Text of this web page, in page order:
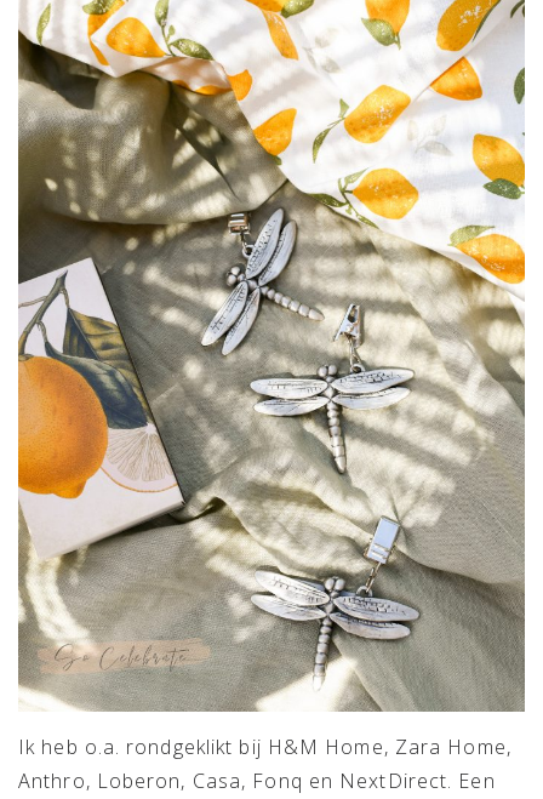
Ik heb o.a. rondgeklikt bij H&M Home, Zara Home,
Anthro, Loberon, Casa, Fonq en NextDirect. Een